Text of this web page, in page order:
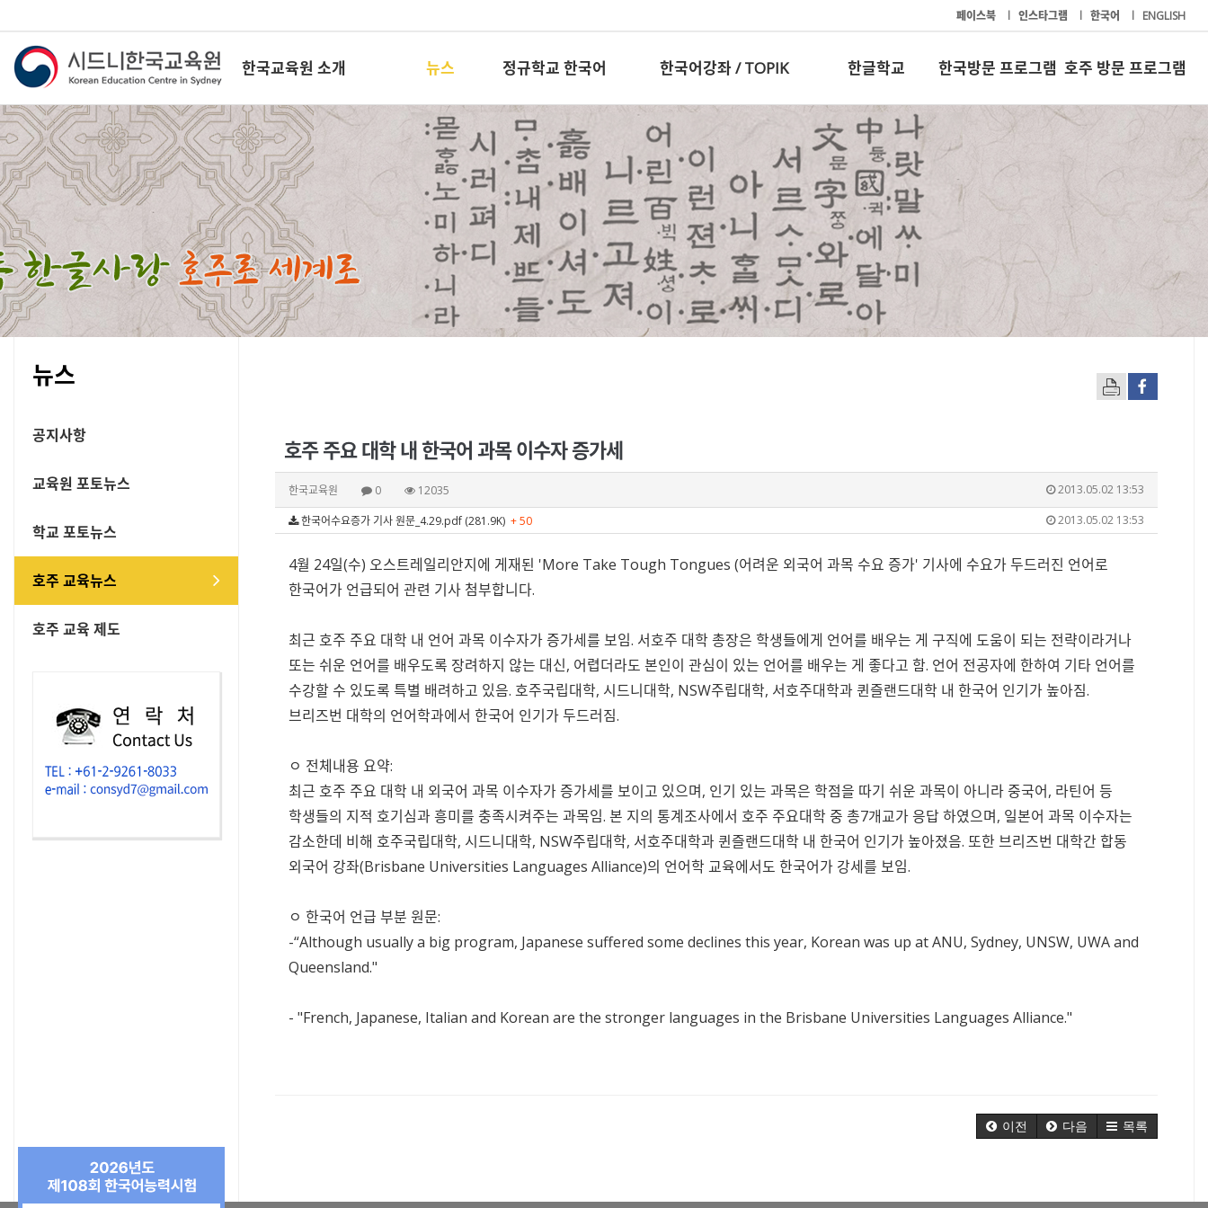
페이스북 l 인스타그램 l 한국어 l ENGLISH
한국교육원 소개 뉴스 정규학교 한국어 한국어강좌 / TOPIK 한글학교 한국방문 프로그램 호주 방문 프로그램
뉴스
공지사항
교육원 포토뉴스
학교 포토뉴스
호주 교육뉴스
호주 교육 제도
호주 주요 대학 내 한국어 과목 이수자 증가세
한국교육원 0 12035
2013.05.02 13:53
2013.05.02 13:53
한국어수요증가 기사 원문_4.29.pdf (281.9K) + 50
4월 24일(수) 오스트레일리안지에 게재된 'More Take Tough Tongues (어려운 외국어 과목 수요 증가' 기사에 수요가 두드러진 언어로
한국어가 언급되어 관련 기사 첨부합니다.
최근 호주 주요 대학 내 언어 과목 이수자가 증가세를 보임. 서호주 대학 총장은 학생들에게 언어를 배우는 게 구직에 도움이 되는 전략이라거나
또는 쉬운 언어를 배우도록 장려하지 않는 대신, 어렵더라도 본인이 관심이 있는 언어를 배우는 게 좋다고 함. 언어 전공자에 한하여 기타 언어를
수강할 수 있도록 특별 배려하고 있음. 호주국립대학, 시드니대학, NSW주립대학, 서호주대학과 퀸즐랜드대학 내 한국어 인기가 높아짐.
브리즈번 대학의 언어학과에서 한국어 인기가 두드러짐.
ㅇ 전체내용 요약:
최근 호주 주요 대학 내 외국어 과목 이수자가 증가세를 보이고 있으며, 인기 있는 과목은 학점을 따기 쉬운 과목이 아니라 중국어, 라틴어 등
학생들의 지적 호기심과 흥미를 충족시켜주는 과목임. 본 지의 통계조사에서 호주 주요대학 중 총7개교가 응답 하였으며, 일본어 과목 이수자는
감소한데 비해 호주국립대학, 시드니대학, NSW주립대학, 서호주대학과 퀸즐랜드대학 내 한국어 인기가 높아졌음. 또한 브리즈번 대학간 합동
외국어 강좌(Brisbane Universities Languages Alliance)의 언어학 교육에서도 한국어가 강세를 보임.
ㅇ 한국어 언급 부분 원문:
-“Although usually a big program, Japanese suffered some declines this year, Korean was up at ANU, Sydney, UNSW, UWA and
Queensland."
- "French, Japanese, Italian and Korean are the stronger languages in the Brisbane Universities Languages Alliance."
이전 다음 목록